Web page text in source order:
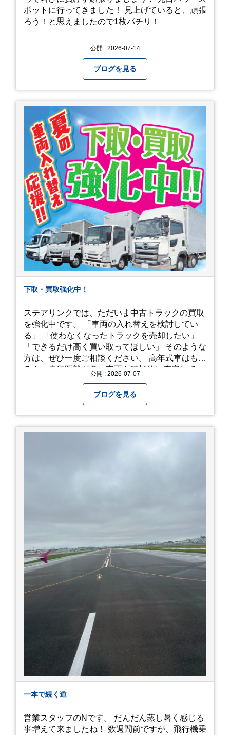
ポットに行ってきました！ 見上げていると、頑張
ろう！と思えましたので1枚パチリ！
公開 : 2026-07-14
ブログを見る
下取・買取強化中！
ステアリンクでは、ただいま中古トラックの買取
を強化中です。 「車両の入れ替えを検討してい
る」 「使わなくなったトラックを売却したい」
「できるだけ高く買い取ってほしい」 そのような
方は、ぜひ一度ご相談ください。 高年式車はもち
ろん、走行距離が多い車両も積極的に査定してい
ただいており、豊富な販売ネットワークを活かし
た高価買取が可能です。
公開 : 2026-07-07
ブログを見る
一本で続く道
営業スタッフのNです。 だんだん蒸し暑く感じる
事増えて来ましたね！ 数週間前ですが、飛行機乗